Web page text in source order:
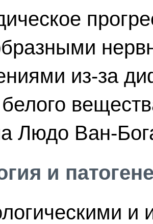
из-за
Людо Ван-
и
и